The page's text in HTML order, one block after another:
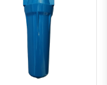
Быстрый просмотрДобавить к сравнению